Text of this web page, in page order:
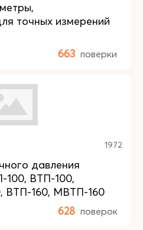
точных измерений
663 поверки
1972
давления
ВТП-100,
ВТП-160, МВТП-160
628 поверок